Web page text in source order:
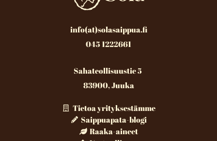
info(at)solasaippua.fi
045 1222661
Sahateollisuustie 5
83900, Juuka
Tietoa yrityksestämme
Saippuapata-blogi
Raaka-aineet